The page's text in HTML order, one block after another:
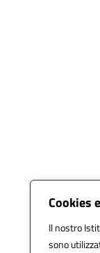
Cookies
Il nostro
sono